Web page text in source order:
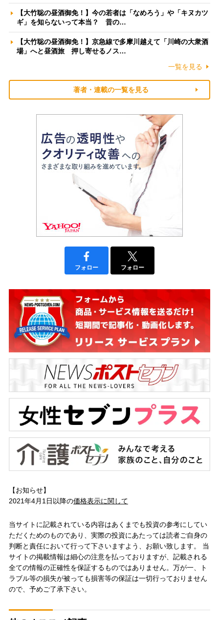
【大竹聡の昼酒御免！】今の若者は「なめろう」や「キヌカツ
ギ」を知らないって本当？ 昔の…
【大竹聡の昼酒御免！】京急線で多摩川越えて「川崎の大衆酒
場」へと昼酒旅 押し寄せるノス…
一覧を見る
著者・連載の一覧を見る
フォロー フォロー
【お知らせ】
2021年4月1日以降の価格表示に関して
当サイトに記載されている内容はあくまでも投資の参考にしてい
ただくためのものであり、実際の投資にあたっては読者ご自身の
判断と責任において行って下さいますよう、お願い致します。 当
サイトの掲載情報は細心の注意を払っておりますが、記載される
全ての情報の正確性を保証するものではありません。万が一、ト
ラブル等の損失が被っても損害等の保証は一切行っておりません
ので、予めご了承下さい。